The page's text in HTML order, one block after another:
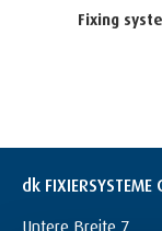
Fixing
dk
Untere Breite 7